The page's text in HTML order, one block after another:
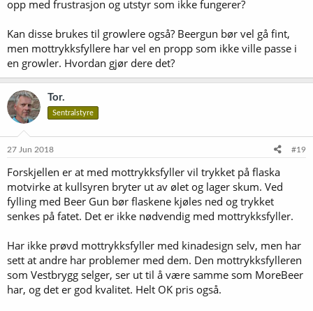
opp med frustrasjon og utstyr som ikke fungerer?
Kan disse brukes til growlere også? Beergun bør vel gå fint,
men mottrykksfyllere har vel en propp som ikke ville passe i
en growler. Hvordan gjør dere det?
Tor.
Sentralstyre
27 Jun 2018 #19
Forskjellen er at med mottrykksfyller vil trykket på flaska
motvirke at kullsyren bryter ut av ølet og lager skum. Ved
fylling med Beer Gun bør flaskene kjøles ned og trykket
senkes på fatet. Det er ikke nødvendig med mottrykksfyller.
Har ikke prøvd mottrykksfyller med kinadesign selv, men har
sett at andre har problemer med dem. Den mottrykksfylleren
som Vestbrygg selger, ser ut til å være samme som MoreBeer
har, og det er god kvalitet. Helt OK pris også.